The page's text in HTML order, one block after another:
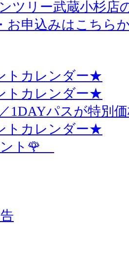
ツリー武蔵小杉店
お申込みはこちら
トカレンダー★
トカレンダー★
1DAYパスが特別
トカレンダー★
ント🌹